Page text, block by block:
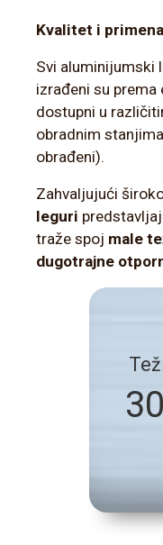
Kvalitet i primena
Svi aluminijumski
izrađeni su
dostupni u
obradnim
obrađeni).
Zahvaljujući
leguri
traže spoj male
dugotrajne